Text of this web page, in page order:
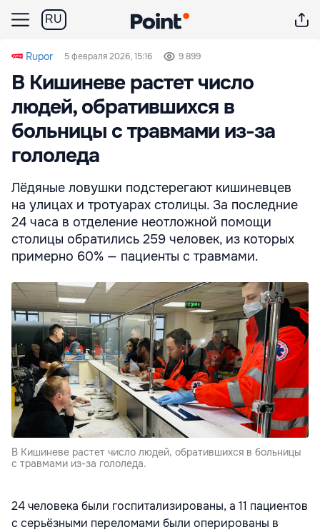
RU
Rupor 5 февраля 2026, 15:16 9 899
В Кишиневе растет число
людей, обратившихся в
больницы с травмами из-за
гололеда
Лёдяные ловушки подстерегают кишиневцев
на улицах и тротуарах столицы. За последние
24 часа в отделение неотложной помощи
столицы обратились 259 человек, из которых
примерно 60% — пациенты с травмами.
В Кишиневе растет число людей, обратившихся в больницы
с травмами из-за гололеда.
24 человека были госпитализированы, а 11 пациентов
с серьёзными переломами были оперированы в